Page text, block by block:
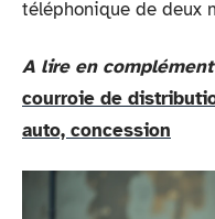
téléphonique de deux
A lire en
courroie de
auto, concession